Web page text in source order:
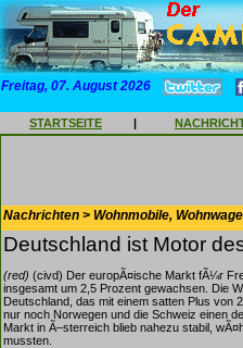
Freitag, 07. August 2026
STARTSEITE |
Nachrichten > Wohnmobile,
Deutschland ist Motor
(red) (civd) Der europÃ¤ische Markt fÃ¼r
insgesamt um 2,5 Prozent gewachsen. Die
Deutschland, das mit einem satten Plus von
nur noch Norwegen und die Schweiz einen
Markt in Ã–sterreich blieb nahezu stabil,
mussten.